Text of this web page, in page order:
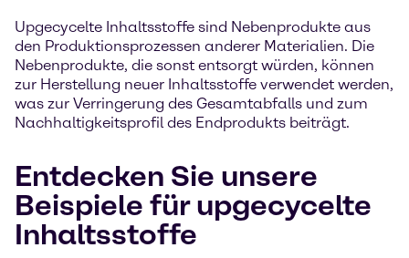
Upgecycelte Inhaltsstoffe sind Nebenprodukte aus
den Produktionsprozessen anderer Materialien. Die
Nebenprodukte, die sonst entsorgt würden, können
zur Herstellung neuer Inhaltsstoffe verwendet werden,
was zur Verringerung des Gesamtabfalls und zum
Nachhaltigkeitsprofil des Endprodukts beiträgt.
Entdecken Sie unsere
Beispiele für upgecycelte
Inhaltsstoffe